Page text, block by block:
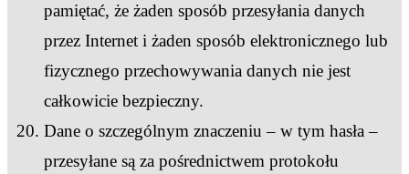
pamiętać, że żaden sposób przesyłania danych
przez Internet i żaden sposób elektronicznego lub
fizycznego przechowywania danych nie jest
całkowicie bezpieczny.
Dane o szczególnym znaczeniu – w tym hasła –
przesyłane są za pośrednictwem protokołu